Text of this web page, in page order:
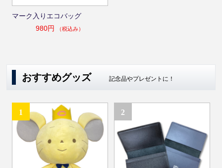
マーク入りエコバッグ
980円
（税込み）
おすすめグッズ 記念品やプレゼントに！
1 2